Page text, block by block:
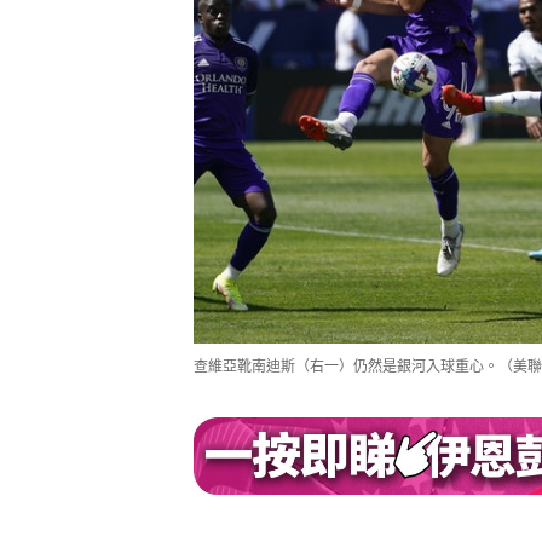
查維亞靴南迪斯（右一）仍然是銀河入球重心。（美